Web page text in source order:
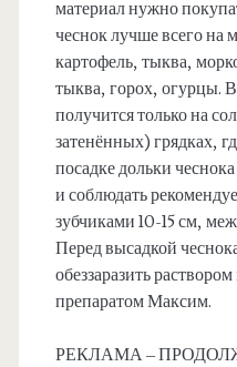
материал нужно
чеснок лучше всего на
картофель, тыква,
тыква, горох, огурцы.
получится только на
затенённых) грядках,
посадке дольки
и соблюдать
зубчиками 10-15 см,
Перед высадкой
обеззаразить
препаратом Максим. ⠀⠀
РЕКЛАМА –